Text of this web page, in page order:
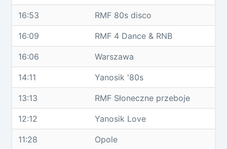
16:53 RMF 80s disco
16:09 RMF 4 Dance & RNB
16:06 Warszawa
14:11 Yanosik '80s
13:13 RMF Słoneczne przeboje
12:12 Yanosik Love
11:28 Opole